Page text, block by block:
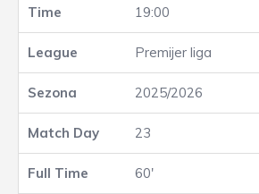
19:00
Premijer liga
2025/2026
23
60'